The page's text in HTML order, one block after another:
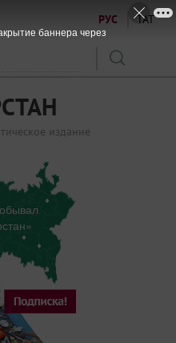
РУС ТАТ
издание
баннера через